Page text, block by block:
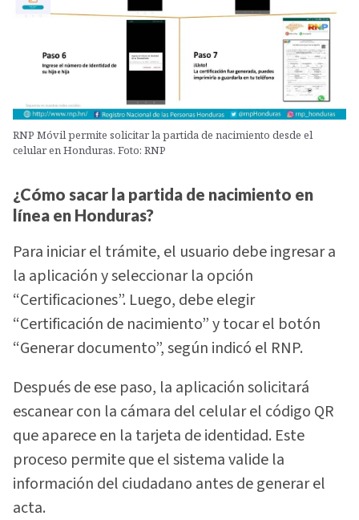
RNP Móvil permite solicitar la partida de nacimiento desde el
celular en Honduras. Foto: RNP
¿Cómo sacar la partida de nacimiento en
línea en Honduras?
Para iniciar el trámite, el usuario debe ingresar a
la aplicación y seleccionar la opción
“Certificaciones”. Luego, debe elegir
“Certificación de nacimiento” y tocar el botón
“Generar documento”, según indicó el RNP.
Después de ese paso, la aplicación solicitará
escanear con la cámara del celular el código QR
que aparece en la tarjeta de identidad. Este
proceso permite que el sistema valide la
información del ciudadano antes de generar el
acta.